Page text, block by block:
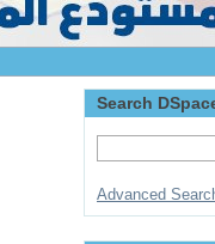
Search
Advanced